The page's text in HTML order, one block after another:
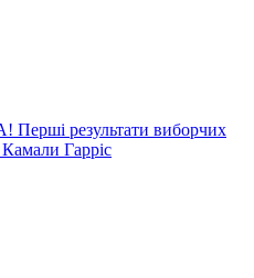
Перші результати виборчих
Гарріс